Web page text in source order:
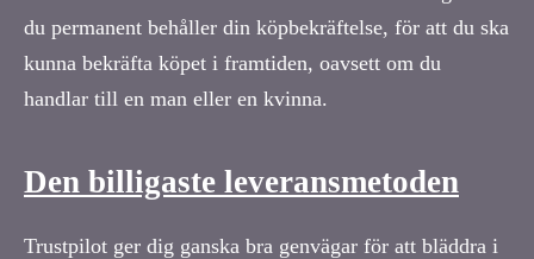
du permanent behåller din köpbekräftelse, för att du ska
kunna bekräfta köpet i framtiden, oavsett om du
handlar till en man eller en kvinna.
Den billigaste leveransmetoden
Trustpilot ger dig ganska bra genvägar för att bläddra i